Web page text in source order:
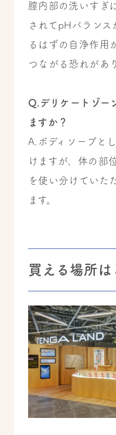
膣内部の洗いすぎ
されてpHバラン
るはずの自浄作用
つながる恐れがあ
Q.デリケートゾー
ますか？
A.ボディソープと
けますが、体の部
を使い分けていた
ます。
買える場所は